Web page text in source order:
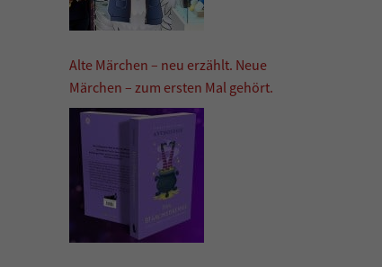
Alte Märchen – neu erzählt. Neue
Märchen – zum ersten Mal gehört.